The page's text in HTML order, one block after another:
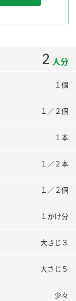
検索
製造所固有記号一覧
2 人分
１個
１／２個
１本
１／２本
１／２個
１かけ分
大さじ３
大さじ５
少々